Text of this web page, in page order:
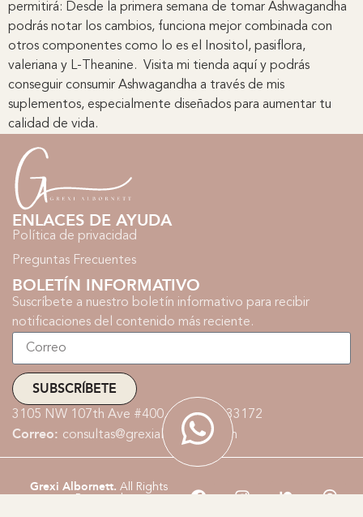
permitirá: Desde la primera semana de tomar Ashwagandha
podrás notar los cambios, funciona mejor combinada con
otros componentes como lo es el Inositol, pasiflora,
valeriana y L-Theanine. Visita mi tienda aquí y podrás
conseguir consumir Ashwagandha a través de mis
suplementos, especialmente diseñados para aumentar tu
calidad de vida.
ENLACES DE AYUDA
Política de privacidad
Preguntas Frecuentes
BOLETÍN INFORMATIVO
Suscríbete a nuestro boletín informativo para recibir
notificaciones del contenido más reciente.
SUBSCRÍBETE
3105 NW 107th Ave #400, Doral, FL 33172
Correo: consultas@grexialbornett.com
Grexi Albornett. All Rights